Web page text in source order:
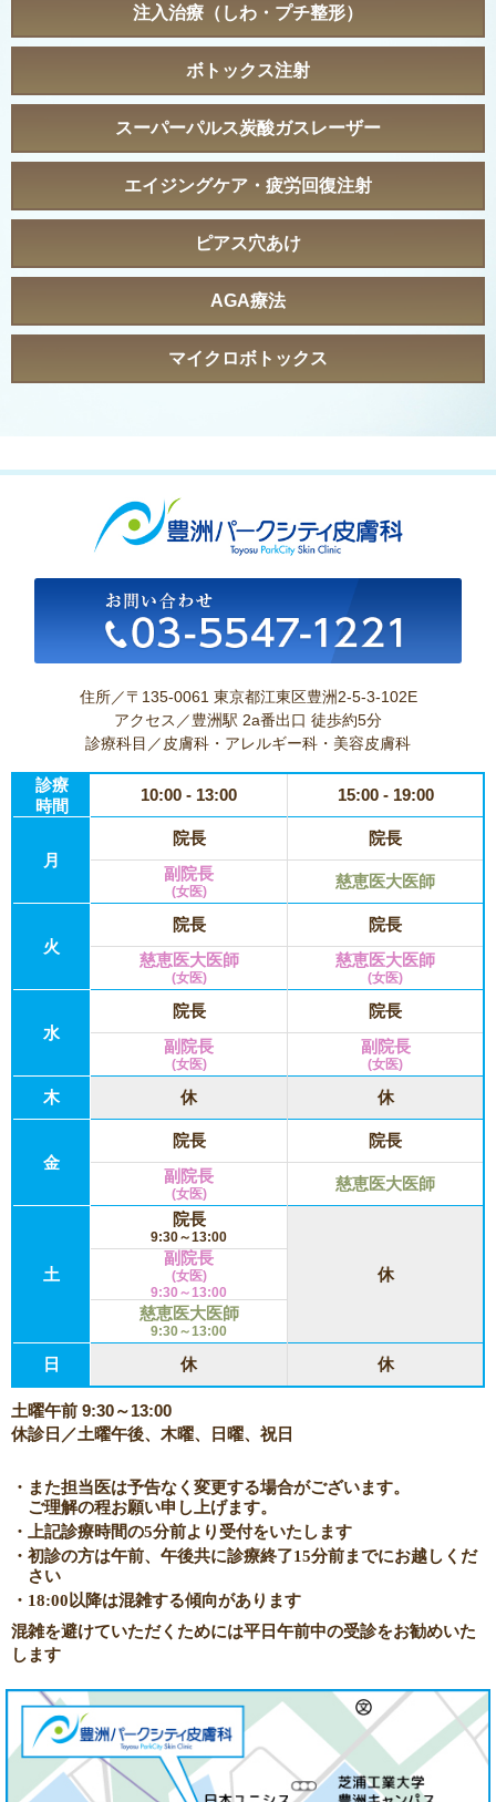
注入治療（しわ・プチ整形）
ボトックス注射
スーパーパルス炭酸ガスレーザー
エイジングケア・疲労回復注射
ピアス穴あけ
AGA療法
マイクロボトックス
住所／〒135-0061 東京都江東区豊洲2-5-3-102E
アクセス／豊洲駅 2a番出口 徒歩約5分
診療科目／皮膚科・アレルギー科・美容皮膚科
診療
時間
10:00 - 13:00 15:00 - 19:00
月
院長
院長
副院長
(女医)
慈恵医大医師
火
院長
院長
慈恵医大医師
(女医)
慈恵医大医師
(女医)
水
院長
院長
副院長
(女医)
副院長
(女医)
木 休 休
金
院長
院長
副院長
(女医)
慈恵医大医師
土
院長
9:30～13:00
休
副院長
(女医)
9:30～13:00
慈恵医大医師
9:30～13:00
日 休 休
土曜午前 9:30～13:00
休診日／土曜午後、木曜、日曜、祝日
・また担当医は予告なく変更する場合がございます。
ご理解の程お願い申し上げます。
・上記診療時間の5分前より受付をいたします
・初診の方は午前、午後共に診療終了15分前までにお越しくだ
さい
・18:00以降は混雑する傾向があります
混雑を避けていただくためには平日午前中の受診をお勧めいた
します